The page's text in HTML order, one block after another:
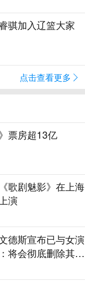
骐加入辽篮大家
点击查看更多
票房超13亿
歌剧魅影》在上海
演
德斯宣布已与女演
将会彻底删除其上